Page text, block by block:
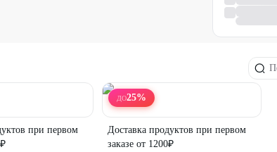
при первом
ДО25%
Доставка продуктов при первом
заказе от 1200₽